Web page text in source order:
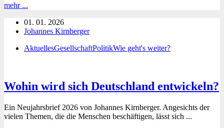
mehr ...
Verordnung:
Noch
Willkür
die
EU
01. 01. 2026
Johannes Kirnberger
AktuellesGesellschaftPolitikWie geht's weiter?
Wohin wird sich Deutschland entwickeln?
Ein Neujahrsbrief 2026 von Johannes Kirnberger. Angesichts der
vielen Themen, die die Menschen beschäftigen, lässt sich ...